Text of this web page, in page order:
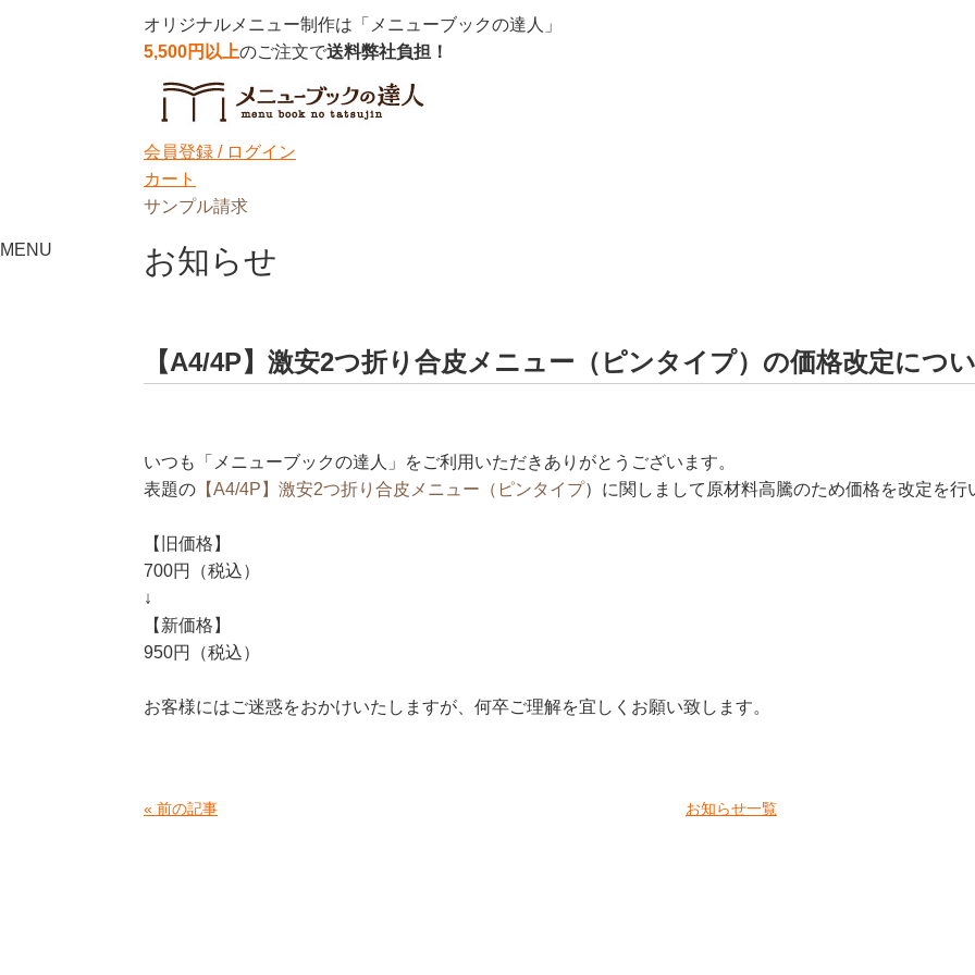
オリジナルメニュー制作は「メニューブックの達人」
5,500円以上のご注文で送料弊社負担！
会員登録 / ログイン
カート
サンプル請求
MENU お知らせ
【A4/4P】激安2つ折り合皮メニュー（ピンタイプ）の価格改定につ
いつも「メニューブックの達人」をご利用いただきありがとうございます。
表題の 【A4/4P】激安2つ折り合皮メニュー（ピンタイプ）に関しまして原材料高騰のため価格を改定を行
【旧価格】
700円（税込）
↓
【新価格】
950円（税込）
お客様にはご迷惑をおかけいたしますが、何卒ご理解を宜しくお願い致します。
« 前の記事 お知らせ一覧